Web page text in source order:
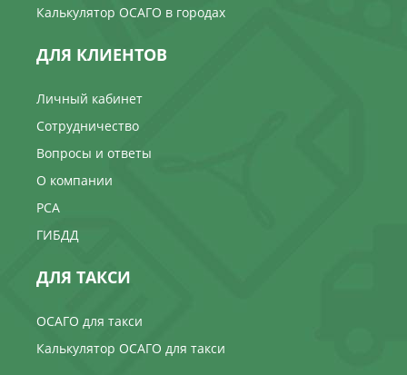
Калькулятор ОСАГО в городах
ДЛЯ КЛИЕНТОВ
Личный кабинет
Сотрудничество
Вопросы и ответы
О компании
РСА
ГИБДД
ДЛЯ ТАКСИ
ОСАГО для такси
Калькулятор ОСАГО для такси